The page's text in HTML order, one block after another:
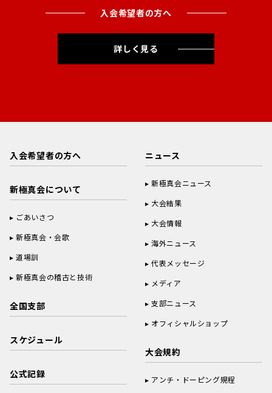
入会希望者の方へ
詳しく見る
入会希望者の方へ
新極真会について
ごあいさつ
新極真会・会歌
道場訓
新極真会の稽古と技術
全国支部
スケジュール
公式記録
ニュース
新極真会ニュース
大会結果
大会情報
海外ニュース
代表メッセージ
メディア
支部ニュース
オフィシャルショップ
大会規約
アンチ・ドーピング規程